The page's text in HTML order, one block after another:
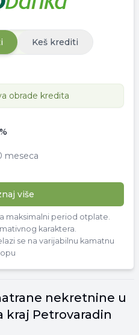
Keš krediti
obrade kredita
%
meseca
više
maksimalni period otplate.
karaktera.
se na varijabilnu kamatnu
nekretnine u
kraj Petrovaradin